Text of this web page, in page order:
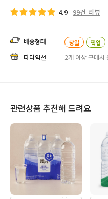
4.9 99건 리뷰
배송형태 당일 픽업
다다익선 2개 이상 구매시
관련상품 추천해 드려요